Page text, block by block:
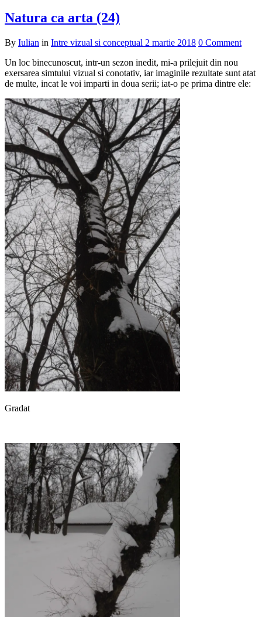
Natura ca arta (24)
By Iulian in Intre vizual si conceptual 2 martie 2018 0 Comment
Un loc binecunoscut, intr-un sezon inedit, mi-a prilejuit din nou
exersarea simtului vizual si conotativ, iar imaginile rezultate sunt atat
de multe, incat le voi imparti in doua serii; iat-o pe prima dintre ele:
Gradat